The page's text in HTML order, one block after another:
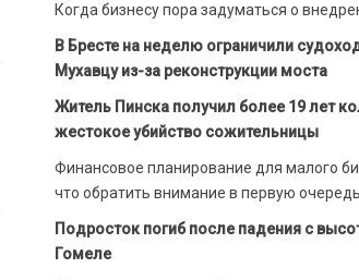
Когда бизнесу пора задуматься о
В Бресте на неделю ограничили
Мухавцу из-за реконструкции моста
Житель Пинска получил более 19 лет
жестокое убийство сожительницы
Финансовое планирование для малого
что обратить внимание в первую очередь
Подросток погиб после падения с
Гомеле